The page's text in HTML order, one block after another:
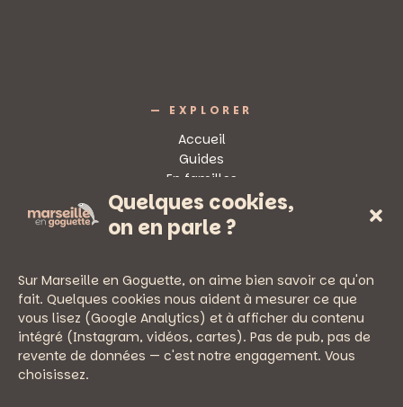
Quelques cookies,
on en parle ?
Sur Marseille en Goguette, on aime bien savoir ce qu'on
fait. Quelques cookies nous aident à mesurer ce que
vous lisez (Google Analytics) et à afficher du contenu
intégré (Instagram, vidéos, cartes). Pas de pub, pas de
revente de données — c'est notre engagement. Vous
choisissez.
— EXPLORER
Accueil
Guides
En familles
Sorties
— PRATIQUE
Newsletter